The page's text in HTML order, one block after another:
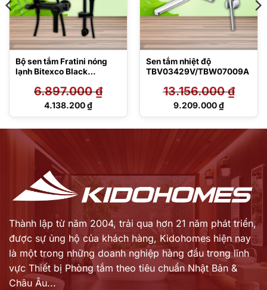
Bộ sen tắm Fratini nóng
lạnh Bitexco Black
6.897.000₫
Giá
4.138.200₫
Giá
Sen tắm nhiệt độ
TBV03429V/TBW07009A
13.156.000₫
Giá
13.156.000 ₫.
9.209.000₫
Giá
9.209.000 ₫.
Thành lập từ năm 2004, trải qua hơn 21 năm phát triển,
được sự ủng hộ của khách hàng, Kidohomes hiện nay
là một trong những doanh nghiệp hàng đầu trong lĩnh
vực Thiết bị Phòng tắm theo tiêu chuẩn Nhật Bản &
Châu Âu...